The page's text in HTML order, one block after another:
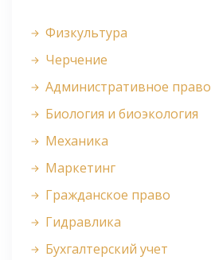
Физкультура
Черчение
Административное право
Биология и биоэкология
Механика
Маркетинг
Гражданское право
Гидравлика
Бухгалтерский учет